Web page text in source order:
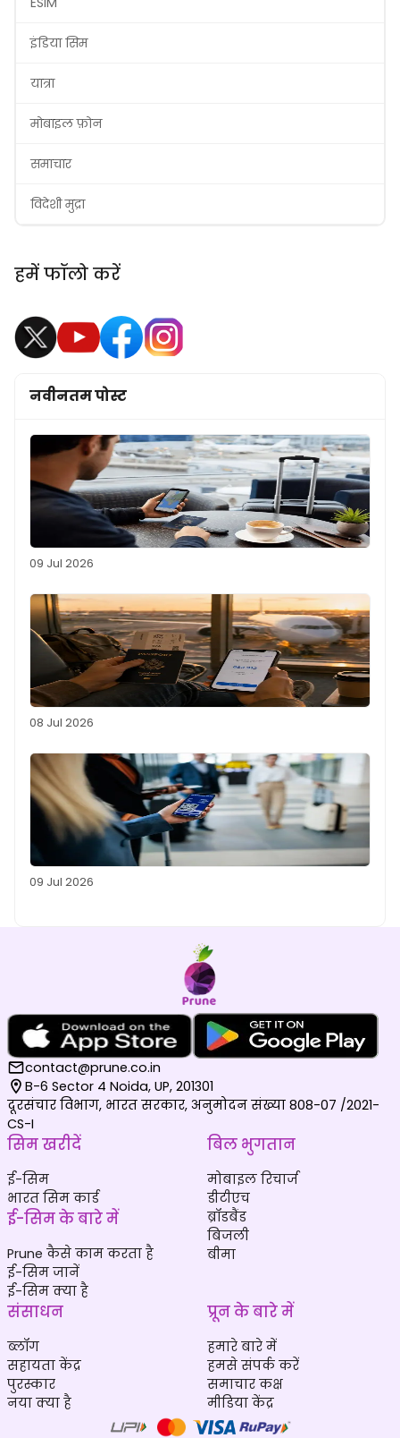
इंडिया सिम
यात्रा
मोबाइल फ़ोन
समाचार
विदेशी मुद्रा
हमें फॉलो करें
नवीनतम पोस्ट
09 Jul 2026
08 Jul 2026
09 Jul 2026
contact@prune.co.in
B-6 Sector 4 Noida, UP, 201301
दूरसंचार विभाग, भारत सरकार, अनुमोदन संख्या 808-07 /2021-
CS-I
सिम खरीदें
ई-सिम
भारत सिम कार्ड
ई-सिम के बारे में
Prune कैसे काम करता है
ई-सिम जानें
ई-सिम क्या है
बिल भुगतान
मोबाइल रिचार्ज
डीटीएच
ब्रॉडबैंड
बिजली
बीमा
संसाधन
ब्लॉग
सहायता केंद्र
पुरस्कार
नया क्या है
प्रून के बारे में
हमारे बारे में
हमसे संपर्क करें
समाचार कक्ष
मीडिया केंद्र